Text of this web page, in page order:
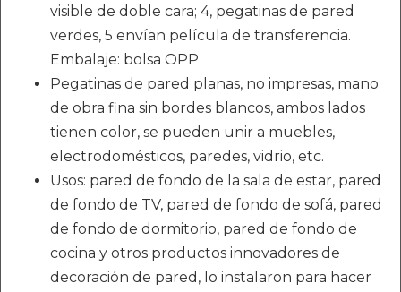
visible de doble cara; 4, pegatinas de pared
verdes, 5 envían película de transferencia.
Embalaje: bolsa OPP
Pegatinas de pared planas, no impresas, mano
de obra fina sin bordes blancos, ambos lados
tienen color, se pueden unir a muebles,
electrodomésticos, paredes, vidrio, etc.
Usos: pared de fondo de la sala de estar, pared
de fondo de TV, pared de fondo de sofá, pared
de fondo de dormitorio, pared de fondo de
cocina y otros productos innovadores de
decoración de pared, lo instalaron para hacer